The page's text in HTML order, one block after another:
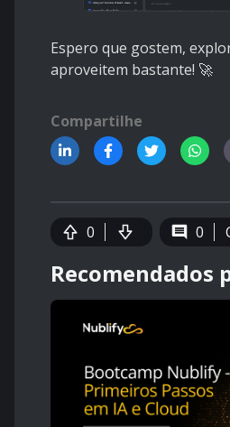
Espero que gostem,
aproveitem bastante! 🚀
Compartilhe
0 0
Recomendados